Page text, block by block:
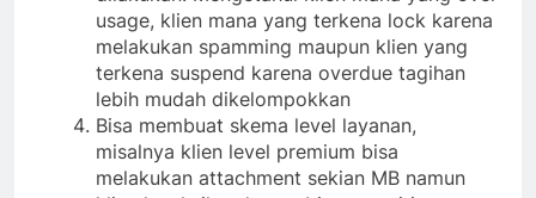
usage, klien mana yang terkena lock karena
melakukan spamming maupun klien yang
terkena suspend karena overdue tagihan
lebih mudah dikelompokkan
Bisa membuat skema level layanan,
misalnya klien level premium bisa
melakukan attachment sekian MB namun